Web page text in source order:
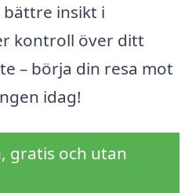
insikt i
kontroll över ditt
– börja din resa mot
idag!
gratis och utan